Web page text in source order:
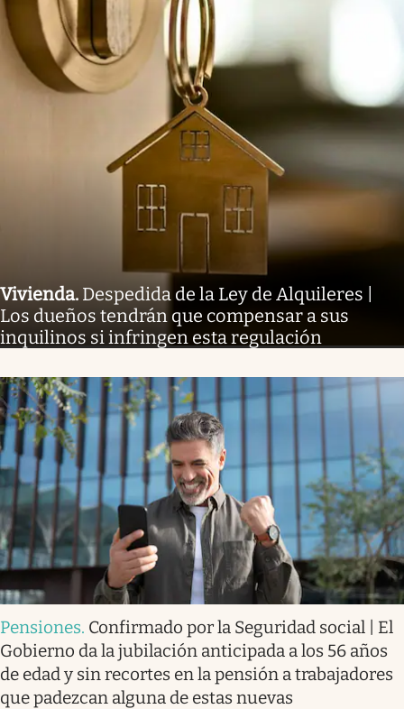
Vivienda. Despedida de la Ley de Alquileres |
Los dueños tendrán que compensar a sus
inquilinos si infringen esta regulación
Pensiones. Confirmado por la Seguridad social | El
Gobierno da la jubilación anticipada a los 56 años
de edad y sin recortes en la pensión a trabajadores
que padezcan alguna de estas nuevas